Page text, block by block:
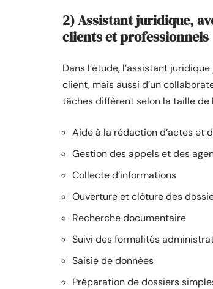
2) Assistant juridique,
clients et professionnels
Dans l’étude, l’assistant
client, mais aussi d’un
tâches diffèrent selon la taille de
Aide à la rédaction d’actes et
Gestion des appels et des
Collecte d’informations
Ouverture et clôture des
Recherche documentaire
Suivi des formalités
Saisie de données
Préparation de dossiers